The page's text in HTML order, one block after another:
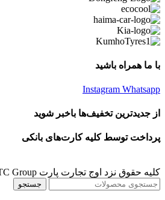
با ما همراه باشید
Instagram Whatsapp
از جدیدترین تخفیف‌ها باخبر شوید
پرداخت توسط کلیه کارت‌های بانکی
کلیه حقوق نزد اوج تجارت پارت OTC Group محفوظ است.
جستجو